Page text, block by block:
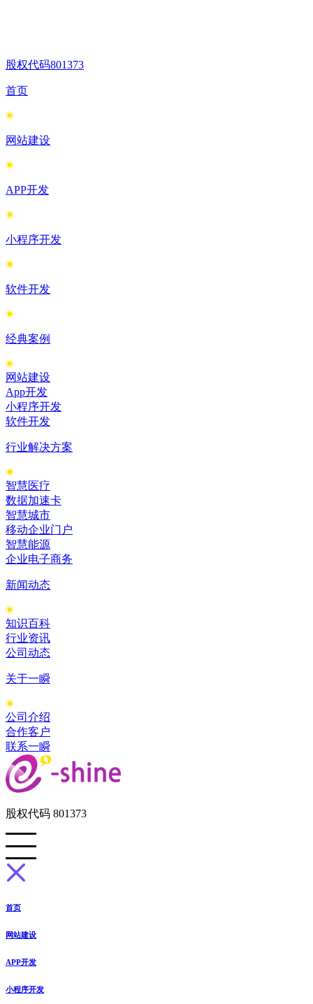
股权代码801373
首页
网站建设
APP开发
小程序开发
软件开发
经典案例
网站建设
App开发
小程序开发
软件开发
行业解决方案
智慧医疗
数据加速卡
智慧城市
移动企业门户
智慧能源
企业电子商务
新闻动态
知识百科
行业资讯
公司动态
关于一瞬
公司介绍
合作客户
联系一瞬
股权代码 801373
首页
网站建设
APP开发
小程序开发